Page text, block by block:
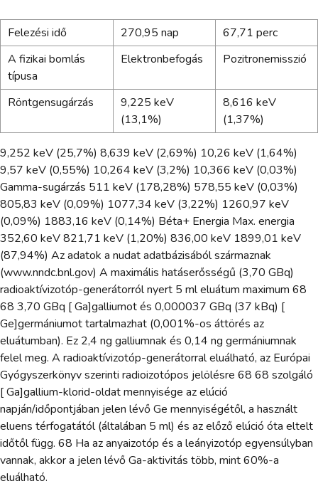
Felezési idő 270,95 nap
67,71 perc
A fizikai bomlás
típusa
Elektronbefogás Pozitronemisszió
Röntgensugárzás
9,225 keV
(13,1%)
8,616 keV
(1,37%)
9,252 keV (25,7%) 8,639 keV (2,69%) 10,26 keV (1,64%)
9,57 keV (0,55%) 10,264 keV (3,2%) 10,366 keV (0,03%)
Gamma-sugárzás 511 keV (178,28%) 578,55 keV (0,03%)
805,83 keV (0,09%) 1077,34 keV (3,22%) 1260,97 keV
(0,09%) 1883,16 keV (0,14%) Béta+ Energia Max. energia
352,60 keV 821,71 keV (1,20%) 836,00 keV 1899,01 keV
(87,94%) Az adatok a nudat adatbázisából származnak
(www.nndc.bnl.gov) A maximális hatáserősségű (3,70 GBq)
radioaktívizotóp-generátorról nyert 5 ml eluátum maximum 68
68 3,70 GBq [ Ga]galliumot és 0,000037 GBq (37 kBq) [
Ge]germániumot tartalmazhat (0,001%-os áttörés az
eluátumban). Ez 2,4 ng galliumnak és 0,14 ng germániumnak
felel meg. A radioaktívizotóp-generátorral eluálható, az Európai
Gyógyszerkönyv szerinti radioizotópos jelölésre 68 68 szolgáló
[ Ga]gallium-klorid-oldat mennyisége az elúció
napján/időpontjában jelen lévő Ge mennyiségétől, a használt
eluens térfogatától (általában 5 ml) és az előző elúció óta eltelt
időtől függ. 68 Ha az anyaizotóp és a leányizotóp egyensúlyban
vannak, akkor a jelen lévő Ga-aktivitás több, mint 60%-a
eluálható.